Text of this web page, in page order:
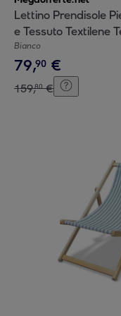
Lettino Prendisole
e Tessuto Textilene
Sdraio Mare
Bianco
79,90 €
159,80 €